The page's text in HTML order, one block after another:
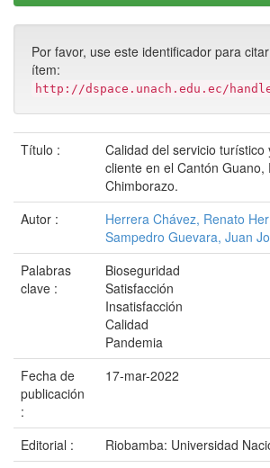
Por favor, use este identificador para
ítem:
http://dspace.unach.edu.ec/
Título :
Calidad del servicio turístico
cliente en el Cantón Guano,
Chimborazo.
Autor :
Herrera Chávez, Renato
Sampedro Guevara, Juan
Palabras
clave :
Bioseguridad
Satisfacción
Insatisfacción
Calidad
Pandemia
Fecha de
publicación
:
17-mar-2022
Editorial :
Riobamba: Universidad